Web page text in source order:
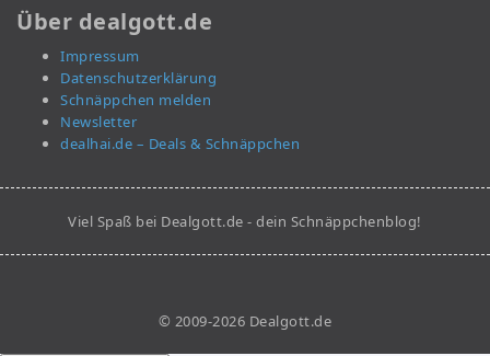
Über dealgott.de
Impressum
Datenschutzerklärung
Schnäppchen melden
Newsletter
dealhai.de – Deals & Schnäppchen
Viel Spaß bei Dealgott.de - dein Schnäppchenblog!
© 2009-2026 Dealgott.de